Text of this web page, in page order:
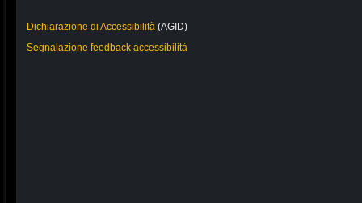
Dichiarazione di Accessibilità (AGID)
Segnalazione feedback accessibilità